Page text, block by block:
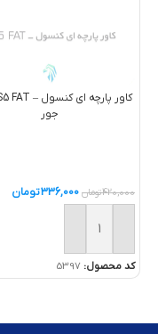
جور
420,000تومان 336,000تومان
خرید
کد محصول: 5397